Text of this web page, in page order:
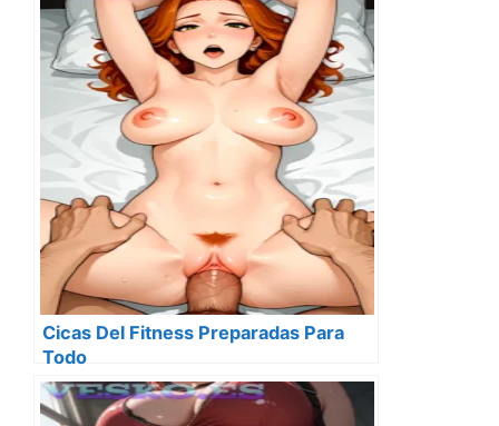
Cicas Del Fitness Preparadas Para
Todo